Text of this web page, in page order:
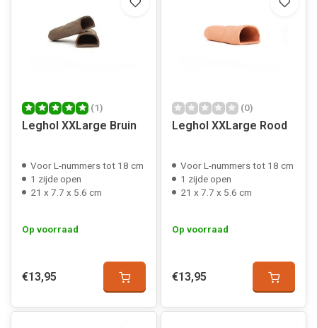
(1)
Leghol XXLarge Bruin
Voor L-nummers tot 18 cm
1 zijde open
21 x 7.7 x 5.6 cm
Op voorraad
€13,95
(0)
Leghol XXLarge Rood
Voor L-nummers tot 18 cm
1 zijde open
21 x 7.7 x 5.6 cm
Op voorraad
€13,95